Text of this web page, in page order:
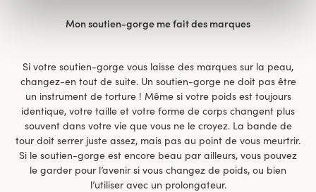
Mon soutien-gorge me fait des marques
Si votre soutien-gorge vous laisse des marques sur la peau,
changez-en tout de suite. Un soutien-gorge ne doit pas être
un instrument de torture ! Même si votre poids est toujours
identique, votre taille et votre forme de corps changent plus
souvent dans votre vie que vous ne le croyez. La bande de
tour doit serrer juste assez, mais pas au point de vous meurtrir.
Si le soutien-gorge est encore beau par ailleurs, vous pouvez
le garder pour l’avenir si vous changez de poids, ou bien
l’utiliser avec un prolongateur.